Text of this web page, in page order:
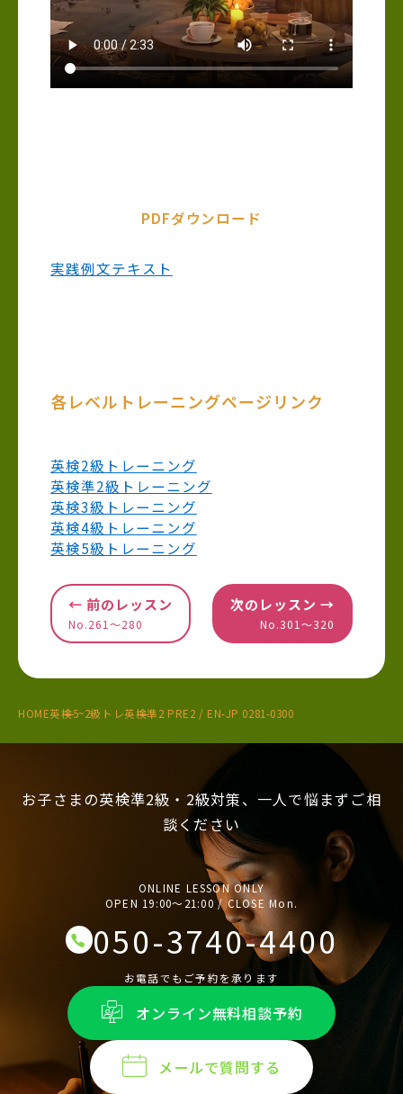
PDFダウンロード
実践例文テキスト
各レベルトレーニングページリンク
英検2級トレーニング
英検準2級トレーニング
英検3級トレーニング
英検4級トレーニング
英検5級トレーニング
← 前のレッスン
No.261〜280
次のレッスン →
No.301〜320
HOME英検5~2級トレ英検準2 PRE2 / EN-JP 0281-0300
お子さまの英検準2級・2級対策、一人で悩まずご相
談ください
ONLINE LESSON ONLY
OPEN 19:00〜21:00 / CLOSE Mon.
050-3740-4400
お電話でもご予約を承ります
オンライン無料相談予約
メールで質問する